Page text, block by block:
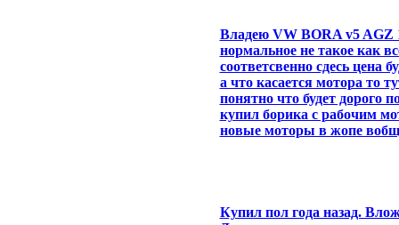
Владею VW BORA v5 AGZ
нормальное не такое как
соответсвенно сдесь цена
а что касается мотора то
понятно что будет дорого
купил борика с рабочим
новые моторы в жопе
Купил пол года назад.